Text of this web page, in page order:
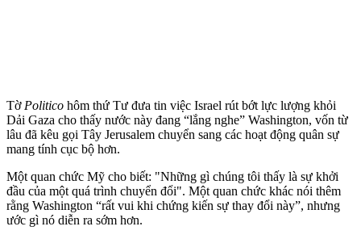
Tờ Politico hôm thứ Tư đưa tin việc Israel rút bớt lực lượng khỏi
Dải Gaza cho thấy nước này đang “lắng nghe” Washington, vốn từ
lâu đã kêu gọi Tây Jerusalem chuyển sang các hoạt động quân sự
mang tính cục bộ hơn.
Một quan chức Mỹ cho biết: "Những gì chúng tôi thấy là sự khởi
đầu của một quá trình chuyển đổi". Một quan chức khác nói thêm
rằng Washington “rất vui khi chứng kiến sự thay đổi này”, nhưng
ước gì nó diễn ra sớm hơn.